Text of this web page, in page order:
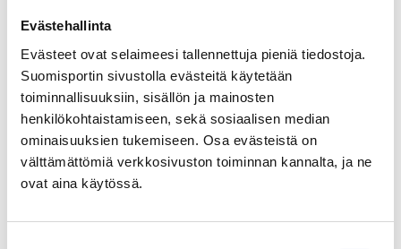
Evästehallinta
Evästeet ovat selaimeesi tallennettuja pieniä tiedostoja.
Suomisportin sivustolla evästeitä käytetään
toiminnallisuuksiin, sisällön ja mainosten
henkilökohtaistamiseen, sekä sosiaalisen median
ominaisuuksien tukemiseen. Osa evästeistä on
välttämättömiä verkkosivuston toiminnan kannalta, ja ne
ovat aina käytössä.
Tärkeintä on monipuoliseen liikunnallisuuteen
tunne- ja vuorovaikutustaitojen omaksuminen leikin
varjolla.
Pesisliikkarissa lapsi oppii motorisia perustaitoja sekä
pesäpallon alkeita leikinomaisesti ja lapsilähtöisesti.
Liikkaripäivät ovat:
ti 26.5
ti 9.6